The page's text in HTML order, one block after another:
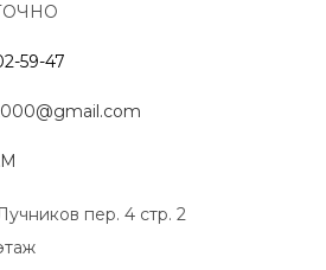
59-47
пер. 4 стр. 2